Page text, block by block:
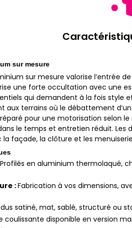
sur mesure
sur mesure valorise l’entrée
une forte occultation avec une
qui demandent à la fois style
aux terrains où le débattement
pour une motorisation selon
le temps et entretien réduit. Les
façade, la clôture et les
Profilés en aluminium thermolaqué,
:Fabrication à vos dimensions,
satiné, mat, sablé, structuré ou
coulissante disponible en version